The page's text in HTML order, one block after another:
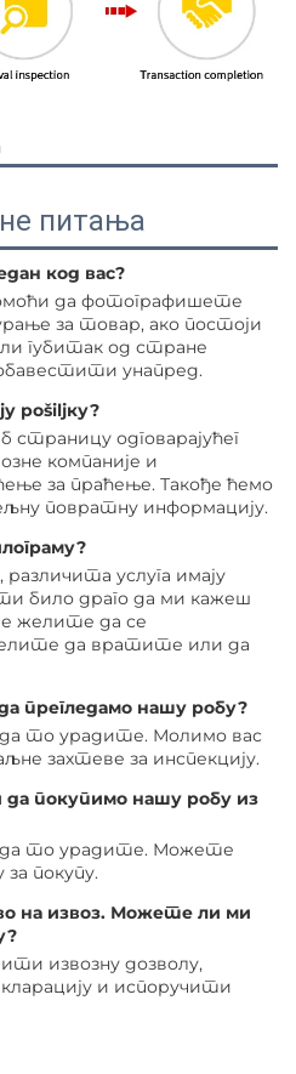
питања
код вас?
да фотографишете
за товар, ако постоји
губитак од стране
унапред.
pošiljку?
одговарајућег
компаније и
за праћење. Такође ћемо
повратну информацију.
услуга имају
било драго да ми кажеш
желите да се
да вратите или да
прегледамо нашу робу?
то урадите. Молимо вас
захтеве за инспекцију.
покупимо нашу робу из
то урадите. Можете
покупу.
на извоз. Можете ли ми
извозну дозволу,
и испоручити